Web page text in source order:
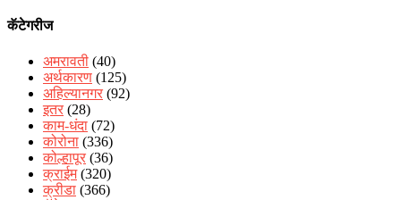
कॅटेगरीज
अमरावती (40)
अर्थकारण (125)
अहिल्यानगर (92)
इतर (28)
काम-धंदा (72)
कोरोना (336)
कोल्हापूर (36)
क्राईम(320)
क्रीडा (366)